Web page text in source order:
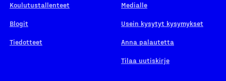
Koulutustallenteet
Blogit
Tiedotteet
Medialle
Usein kysytyt kysymykset
Anna palautetta
Tilaa uutiskirje